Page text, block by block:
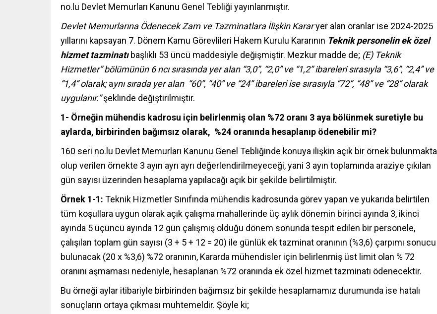
no.lu Devlet Memurları Kanunu Genel Tebliği yayınlanmıştır.
Devlet Memurlarına Ödenecek Zam ve Tazminatlara İlişkin Kararyer alan oranlar ise 2024-2025
yıllarını kapsayan 7. Dönem Kamu Görevlileri Hakem Kurulu Kararının Teknik personelin ek özel
hizmet tazminatıbaşlıklı 53 üncü maddesiyle değişmiştir. Mezkur madde de; (E) Teknik
Hizmetler” bölümünün 6 ncı sırasında yer alan “3,0”, “2,0” ve “1,2” ibareleri sırasıyla “3,6”, “2,4” ve
“1,4” olarak;aynı sırada yer alan “60”, “40” ve “24” ibareleri ise sırasıyla “72”, “48” ve “28” olarak
uygulanır.”şeklinde değiştirilmiştir.
1- Örneğin mühendis kadrosu için belirlenmiş olan %72 oranı 3 aya bölünmek suretiyle bu
aylarda, birbirinden bağımsız olarak, %24 oranında hesaplanıp ödenebilir mi?
160 seri no.lu Devlet Memurları Kanunu Genel Tebliğinde konuya ilişkin açık bir örnek bulunmakta
olup verilen örnekte 3 ayın ayrı ayrı değerlendirilmeyeceği, yani 3 ayın toplamında araziye çıkılan
gün sayısı üzerinden hesaplama yapılacağı açık bir şekilde belirtilmiştir.
Örnek 1-1: Teknik Hizmetler Sınıfında mühendis kadrosunda görev yapan ve yukarıda belirtilen
tüm koşullara uygun olarak açık çalışma mahallerinde üç aylık dönemin birinci ayında 3, ikinci
ayında 5 üçüncü ayında 12 gün çalışmış olduğu dönem sonunda tespit edilen bir personele,
çalışılan toplam gün sayısı (3 + 5 + 12 = 20) ile günlük ek tazminat oranının (%3,6) çarpımı sonucu
bulunacak (20 x %3,6) %72 oranının, Kararda mühendisler için belirlenmiş üst limit olan % 72
oranını aşmaması nedeniyle, hesaplanan %72 oranında ek özel hizmet tazminatı ödenecektir.
Bu örneği aylar itibariyle birbirinden bağımsız bir şekilde hesaplamamız durumunda ise hatalı
sonuçların ortaya çıkması muhtemeldir. Şöyle ki;